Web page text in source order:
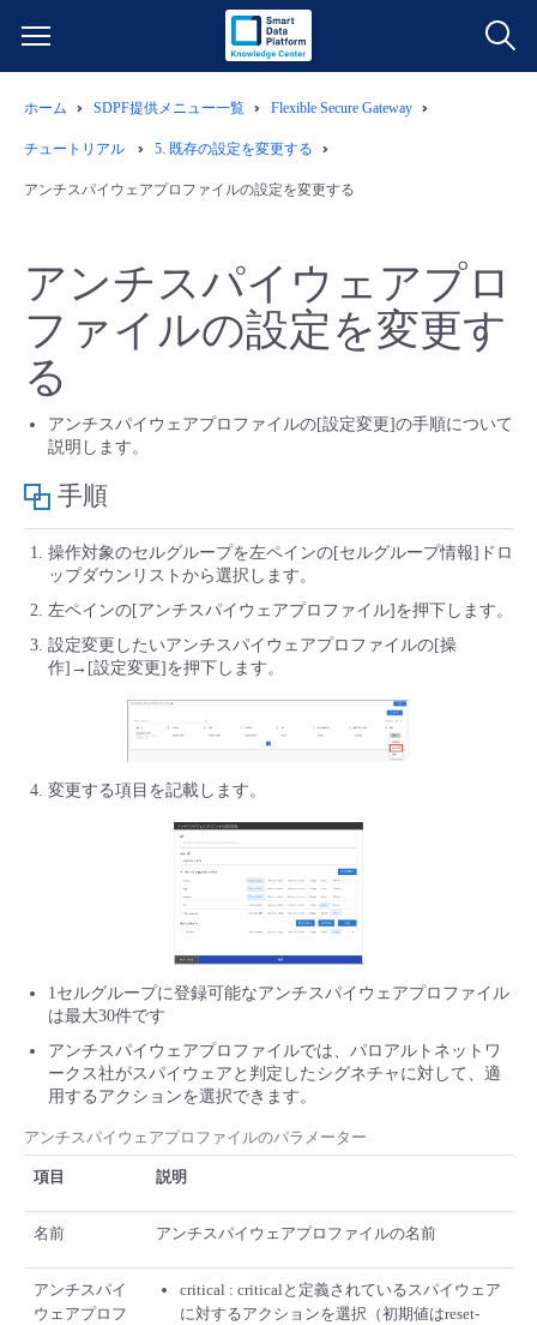
サービス一覧
データ利活用
ネットワーク
モニタリング/監査
サポート
管理機能
すべてのメニューを見る
よくある質問
クラウド/サーバー
モニタリング/監査
サポート
管理機能
すべてのメニューを見る
料金シミュレーター
クラウド/サーバー
ネットワーク
IoT
モニタリング/監査
サポート
ご利用開始ガイド
■ 管理機能
- 管理機能
■ セットアップガイド
- 新規お申し込み方法
- 初期設定・確認
- APIリファレンス
- クラウド / サーバー
- Flexible InterConnect
- Flexible Remote Access
- vUTM2
ユースケース
- バックアップ
- セキュリティ・監査
- IoT
- マルチクラウド利用
- リモートワーク
- ITインフラストラクチャー
サービス稼働状況
故障/メンテナンス履歴
メンテナンス予定
定期メンテナンス
パートナー
販売パートナー向けプログラム
協業パートナー
トレーニング/操作動画
ホーム SDPF提供メニュー一覧 Flexible Secure Gateway
チュートリアル 5. 既存の設定を変更する
アンチスパイウェアプロファイルの設定を変更する
アンチスパイウェアプロ
ファイルの設定を変更す
る
アンチスパイウェアプロファイルの[設定変更]の手順について
説明します。
手順
操作対象のセルグループを左ペインの[セルグループ情報]ドロ
ップダウンリストから選択します。
左ペインの[アンチスパイウェアプロファイル]を押下します。
設定変更したいアンチスパイウェアプロファイルの[操
作]→[設定変更]を押下します。
変更する項目を記載します。
1セルグループに登録可能なアンチスパイウェアプロファイル
は最大30件です
アンチスパイウェアプロファイルでは、パロアルトネットワ
ークス社がスパイウェアと判定したシグネチャに対して、適
用するアクションを選択できます。
アンチスパイウェアプロファイルのパラメーター
項目 説明
名前 アンチスパイウェアプロファイルの名前
アンチスパイ
ウェアプロフ
critical : criticalと定義されているスパイウェア
に対するアクションを選択（初期値はreset-